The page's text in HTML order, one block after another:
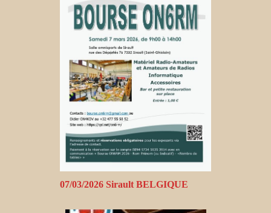
07/03/2026 Sirault BELGIQUE